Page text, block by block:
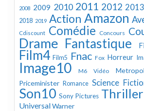
2008 2009 2010 2011 2012 2013
2018 2019 Action Amazon
Cdiscount Comédie Concours
Drame Fantastique
Film4 Film5 Fnac Fox Horreur
Image10 M6 Vidéo
Priceminister Romance Science
Son10 Sony Pictures Thriller
UniversalWarner